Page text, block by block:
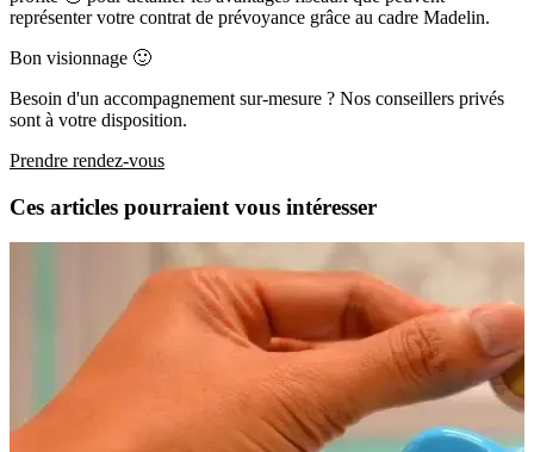
représenter votre contrat de prévoyance grâce au cadre Madelin.
Bon visionnage 🙂
Besoin d'un accompagnement sur-mesure ? Nos conseillers privés
sont à votre disposition.
Prendre rendez-vous
Ces articles pourraient vous intéresser